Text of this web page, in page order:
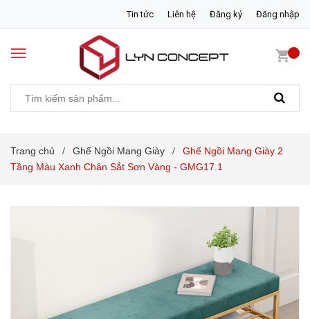
Tin tức Liên hệ Đăng ký Đăng nhập
Trang chủ / Ghế Ngồi Mang Giày /
Ghế Ngồi Mang Giày 2
Tầng Màu Xanh Chân Sắt Sơn Vàng - GMG17.1